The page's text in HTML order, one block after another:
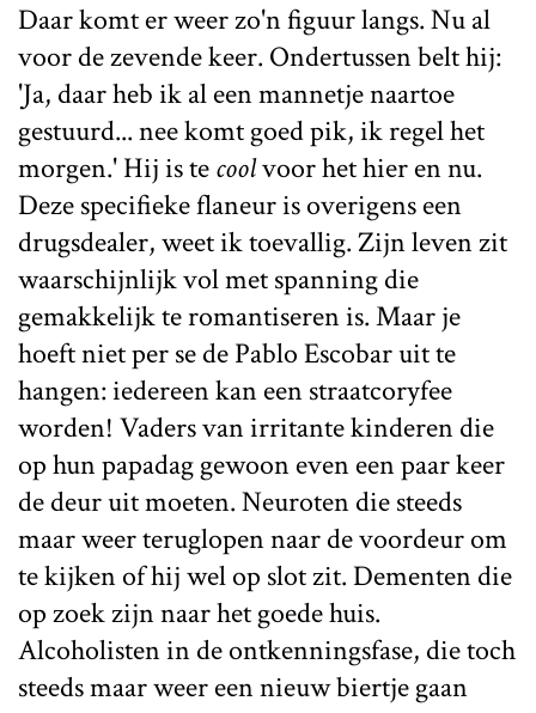
Daar komt er weer zo'n figuur langs. Nu al
voor de zevende keer. Ondertussen belt hij:
'Ja, daar heb ik al een mannetje naartoe
gestuurd... nee komt goed pik, ik regel het
morgen.' Hij is tecoolvoor het hier en nu.
Deze specifieke flaneur is overigens een
drugsdealer, weet ik toevallig. Zijn leven zit
waarschijnlijk vol met spanning die
gemakkelijk te romantiseren is. Maar je
hoeft niet per se de Pablo Escobar uit te
hangen: iedereen kan een straatcoryfee
worden! Vaders van irritante kinderen die
op hun papadag gewoon even een paar keer
de deur uit moeten. Neuroten die steeds
maar weer teruglopen naar de voordeur om
te kijken of hij wel op slot zit. Dementen die
op zoek zijn naar het goede huis.
Alcoholisten in de ontkenningsfase, die toch
steeds maar weer een nieuw biertje gaan